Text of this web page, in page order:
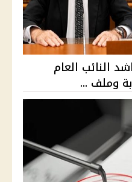
الـ4% تناشد النائب العام
وملف ...